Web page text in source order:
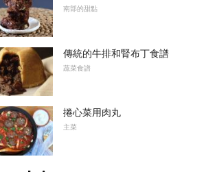
南部的甜點
傳統的牛排和腎布丁食譜
蔬菜食譜
捲心菜用肉丸
主菜